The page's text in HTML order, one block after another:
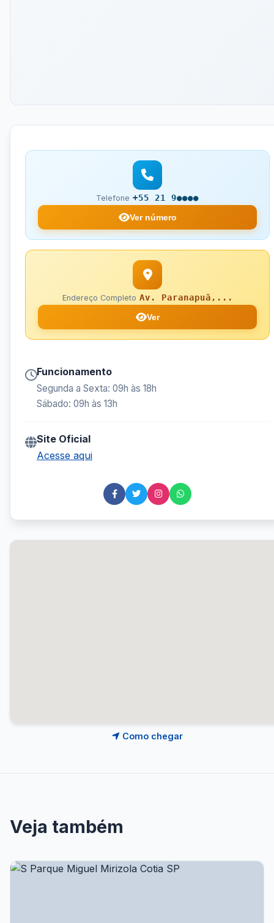
Telefone +55 21 9●●●●
Ver número
Endereço Completo Av. Paranapuã,...
Ver
Funcionamento
Segunda a Sexta: 09h às 18h
Sábado: 09h às 13h
Site Oficial
Acesse aqui
Como chegar
Veja também